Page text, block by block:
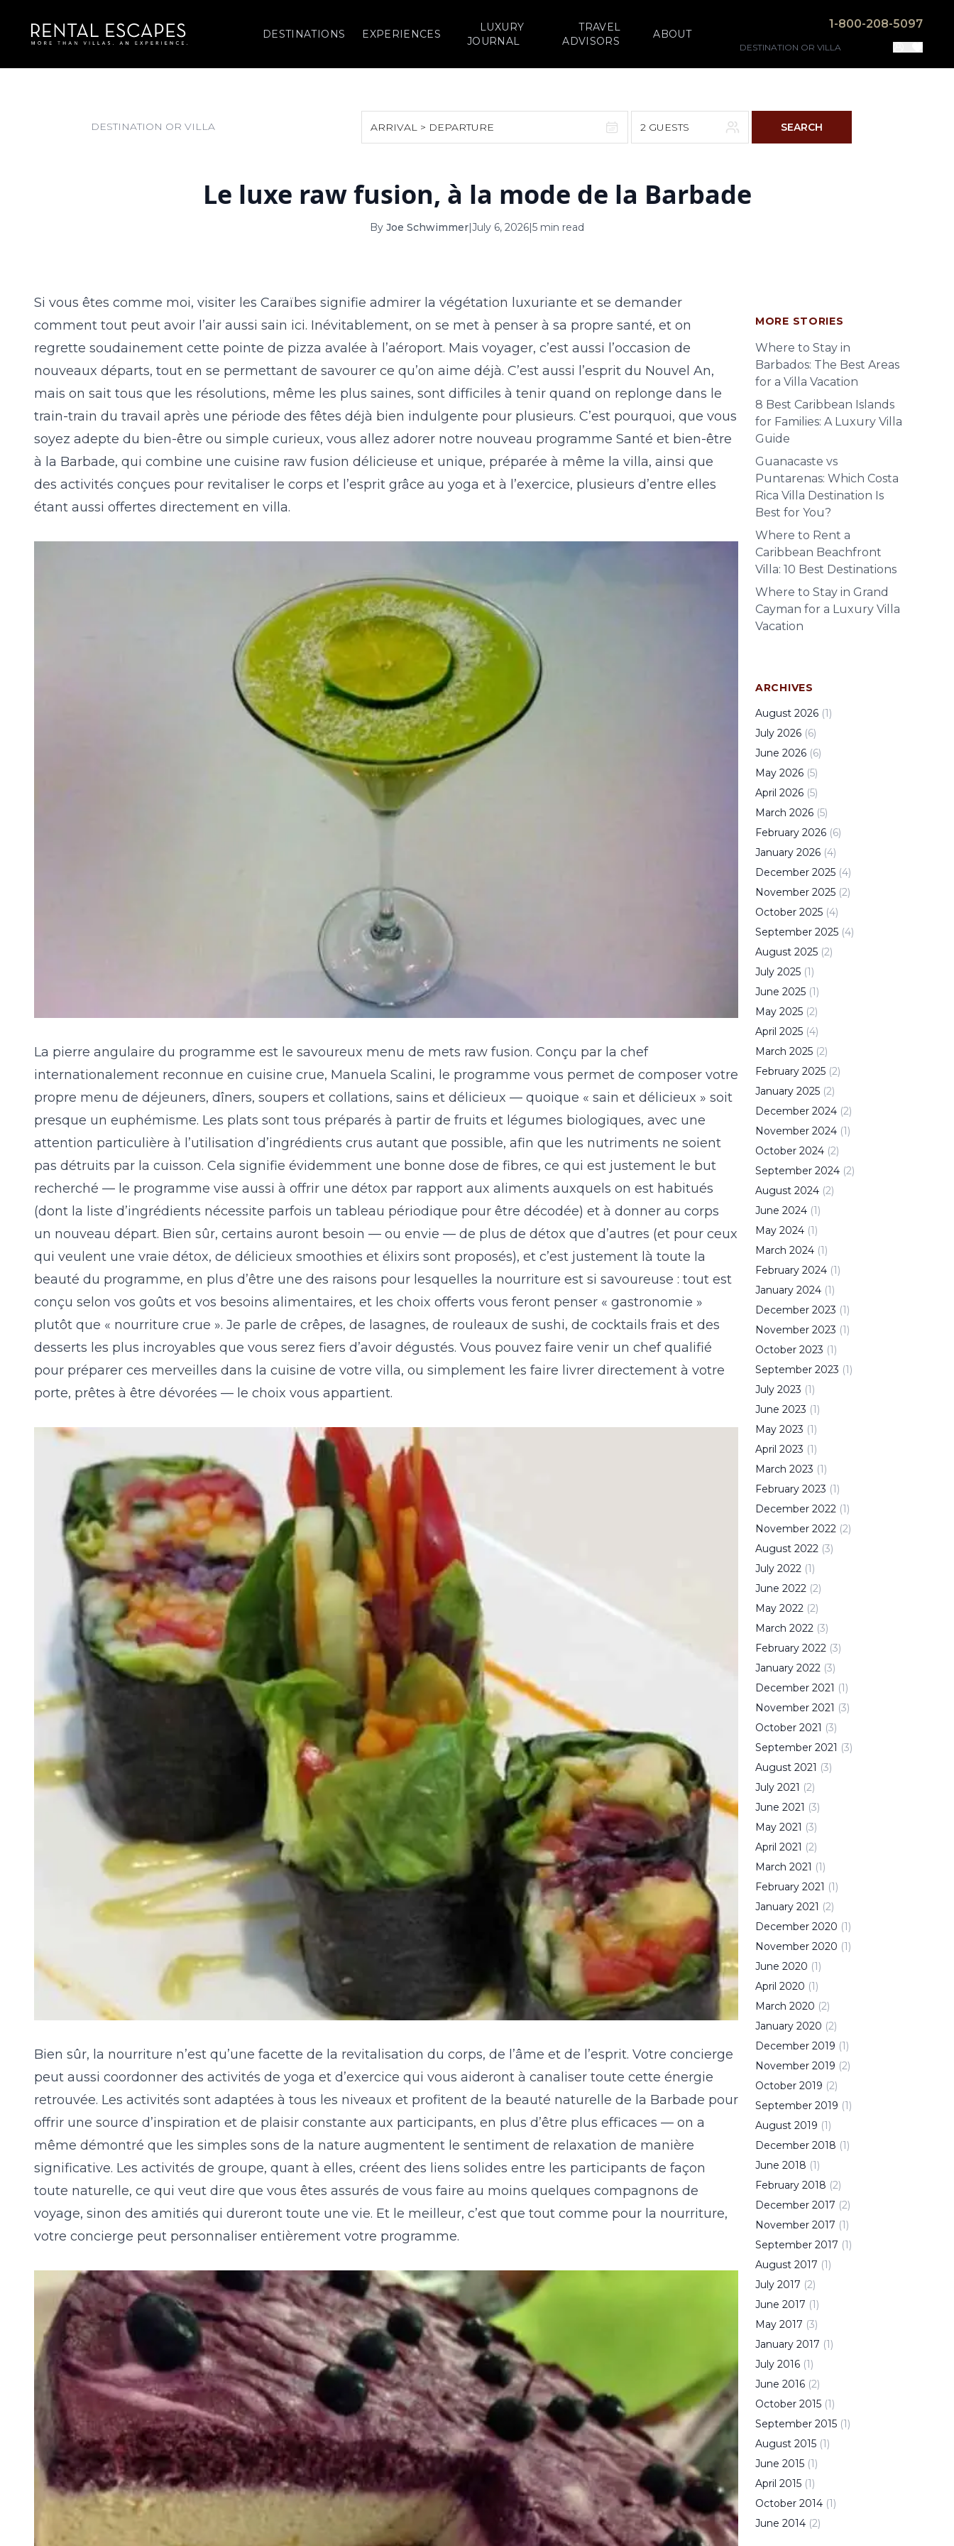
DESTINATIONS EXPERIENCES
LUXURY
JOURNAL
TRAVEL
ADVISORS
ABOUT
1-800-208-5097
ARRIVAL > DEPARTURE
S M T W T F S
21
23 24 25 26 27 28 29
30 31
S M T W S
27 28 29 30
2 GUESTS SEARCH
Le luxe raw fusion, à la mode de la Barbade
By Joe Schwimmer|July 6, 2026|5 min read
Si vous êtes comme moi, visiter les Caraïbes signifie admirer la végétation luxuriante et se demander
comment tout peut avoir l’air aussi sain ici. Inévitablement, on se met à penser à sa propre santé, et on
regrette soudainement cette pointe de pizza avalée à l’aéroport. Mais voyager, c’est aussi l’occasion de
nouveaux départs, tout en se permettant de savourer ce qu’on aime déjà. C’est aussi l’esprit du Nouvel An,
mais on sait tous que les résolutions, même les plus saines, sont difficiles à tenir quand on replonge dans le
train-train du travail après une période des fêtes déjà bien indulgente pour plusieurs. C’est pourquoi, que vous
soyez adepte du bien-être ou simple curieux, vous allez adorer notre nouveau programme Santé et bien-être
à la Barbade, qui combine une cuisine raw fusion délicieuse et unique, préparée à même la villa, ainsi que
des activités conçues pour revitaliser le corps et l’esprit grâce au yoga et à l’exercice, plusieurs d’entre elles
étant aussi offertes directement en villa.
La pierre angulaire du programme est le savoureux menu de mets raw fusion. Conçu par la chef
internationalement reconnue en cuisine crue, Manuela Scalini, le programme vous permet de composer votre
propre menu de déjeuners, dîners, soupers et collations, sains et délicieux — quoique « sain et délicieux » soit
presque un euphémisme. Les plats sont tous préparés à partir de fruits et légumes biologiques, avec une
attention particulière à l’utilisation d’ingrédients crus autant que possible, afin que les nutriments ne soient
pas détruits par la cuisson. Cela signifie évidemment une bonne dose de fibres, ce qui est justement le but
recherché — le programme vise aussi à offrir une détox par rapport aux aliments auxquels on est habitués
(dont la liste d’ingrédients nécessite parfois un tableau périodique pour être décodée) et à donner au corps
un nouveau départ. Bien sûr, certains auront besoin — ou envie — de plus de détox que d’autres (et pour ceux
qui veulent une vraie détox, de délicieux smoothies et élixirs sont proposés), et c’est justement là toute la
beauté du programme, en plus d’être une des raisons pour lesquelles la nourriture est si savoureuse : tout est
conçu selon vos goûts et vos besoins alimentaires, et les choix offerts vous feront penser « gastronomie »
plutôt que « nourriture crue ». Je parle de crêpes, de lasagnes, de rouleaux de sushi, de cocktails frais et des
desserts les plus incroyables que vous serez fiers d’avoir dégustés. Vous pouvez faire venir un chef qualifié
pour préparer ces merveilles dans la cuisine de votre villa, ou simplement les faire livrer directement à votre
porte, prêtes à être dévorées — le choix vous appartient.
Bien sûr, la nourriture n’est qu’une facette de la revitalisation du corps, de l’âme et de l’esprit. Votre concierge
peut aussi coordonner des activités de yoga et d’exercice qui vous aideront à canaliser toute cette énergie
retrouvée. Les activités sont adaptées à tous les niveaux et profitent de la beauté naturelle de la Barbade pour
offrir une source d’inspiration et de plaisir constante aux participants, en plus d’être plus efficaces — on a
même démontré que les simples sons de la nature augmentent le sentiment de relaxation de manière
significative. Les activités de groupe, quant à elles, créent des liens solides entre les participants de façon
toute naturelle, ce qui veut dire que vous êtes assurés de vous faire au moins quelques compagnons de
voyage, sinon des amitiés qui dureront toute une vie. Et le meilleur, c’est que tout comme pour la nourriture,
votre concierge peut personnaliser entièrement votre programme.
MORE STORIES
Where to Stay in
Barbados: The Best Areas
for a Villa Vacation
8 Best Caribbean Islands
for Families: A Luxury Villa
Guide
Guanacaste vs
Puntarenas: Which Costa
Rica Villa Destination Is
Best for You?
Where to Rent a
Caribbean Beachfront
Villa: 10 Best Destinations
Where to Stay in Grand
Cayman for a Luxury Villa
Vacation
ARCHIVES
August 2026 (1)
July 2026 (6)
June 2026 (6)
May 2026 (5)
April 2026 (5)
March 2026 (5)
February 2026 (6)
January 2026 (4)
December 2025 (4)
November 2025 (2)
October 2025 (4)
September 2025 (4)
August 2025 (2)
July 2025 (1)
June 2025 (1)
May 2025 (2)
April 2025 (4)
March 2025 (2)
February 2025 (2)
January 2025 (2)
December 2024 (2)
November 2024 (1)
October 2024 (2)
September 2024 (2)
August 2024 (2)
June 2024 (1)
May 2024 (1)
March 2024 (1)
February 2024 (1)
January 2024 (1)
December 2023 (1)
November 2023 (1)
October 2023 (1)
September 2023 (1)
July 2023 (1)
June 2023 (1)
May 2023 (1)
April 2023 (1)
March 2023 (1)
February 2023 (1)
December 2022 (1)
November 2022 (2)
August 2022 (3)
July 2022 (1)
June 2022 (2)
May 2022 (2)
March 2022 (3)
February 2022 (3)
January 2022 (3)
December 2021 (1)
November 2021 (3)
October 2021 (3)
September 2021 (3)
August 2021 (3)
July 2021 (2)
June 2021 (3)
May 2021 (3)
April 2021 (2)
March 2021 (1)
February 2021 (1)
January 2021 (2)
December 2020 (1)
November 2020 (1)
June 2020 (1)
April 2020 (1)
March 2020 (2)
January 2020 (2)
December 2019 (1)
November 2019 (2)
October 2019 (2)
September 2019 (1)
August 2019 (1)
December 2018 (1)
June 2018 (1)
February 2018 (2)
December 2017 (2)
November 2017 (1)
September 2017 (1)
August 2017 (1)
July 2017 (2)
June 2017 (1)
May 2017 (3)
January 2017 (1)
July 2016 (1)
June 2016 (2)
October 2015 (1)
September 2015 (1)
August 2015 (1)
June 2015 (1)
April 2015 (1)
October 2014 (1)
June 2014 (2)